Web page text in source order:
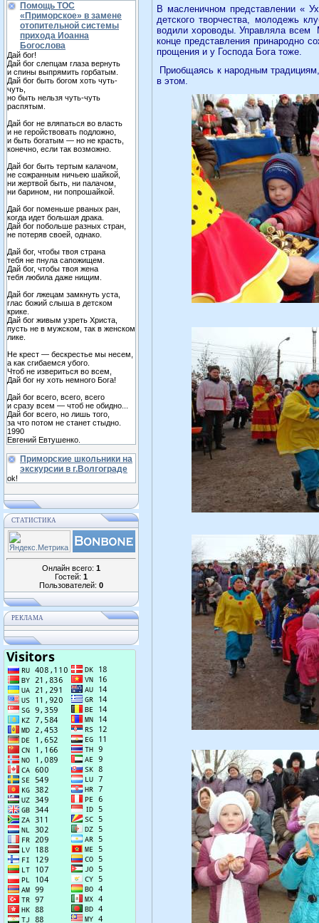
Помощь ТОС
«Приморское» в замене
отопительной системы
прихода Иоанна
Богослова
Дай бог!
Дай бог слепцам глаза вернуть
и спины выпрямить горбатым.
Дай бог быть богом хоть чуть-
чуть,
но быть нельзя чуть-чуть
распятым.
Дай бог не вляпаться во власть
и не геройствовать подложно,
и быть богатым — но не красть,
конечно, если так возможно.
Дай бог быть тертым калачом,
не сожранным ничьею шайкой,
ни жертвой быть, ни палачом,
ни барином, ни попрошайкой.
Дай бог поменьше рваных ран,
когда идет большая драка.
Дай бог побольше разных стран,
не потеряв своей, однако.
Дай бог, чтобы твоя страна
тебя не пнула сапожищем.
Дай бог, чтобы твоя жена
тебя любила даже нищим.
Дай бог лжецам замкнуть уста,
глас божий слыша в детском
крике.
Дай бог живым узреть Христа,
пусть не в мужском, так в женском
лике.
Не крест — бескрестье мы несем,
а как сгибаемся убого.
Чтоб не извериться во всем,
Дай бог ну хоть немного Бога!
Дай бог всего, всего, всего
и сразу всем — чтоб не обидно...
Дай бог всего, но лишь того,
за что потом не станет стыдно.
1990
Евгений Евтушенко.
Приморские школьники на
экскурсии в г.Волгограде
ok!
СТАТИСТИКА
Онлайн всего: 1
Гостей: 1
Пользователей: 0
РЕКЛАМА
В масленичном представлении «
детского творчества, молодежь
водили хороводы. Управляла всем
конце представления принародно
прощения и у Господа Бога тоже.
Приобщаясь к народным
в этом.